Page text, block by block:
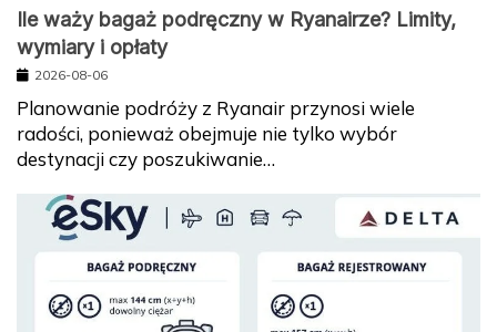
Ile waży bagaż podręczny w Ryanairze? Limity,
wymiary i opłaty
2026-08-06
Planowanie podróży z Ryanair przynosi wiele
radości, ponieważ obejmuje nie tylko wybór
destynacji czy poszukiwanie…